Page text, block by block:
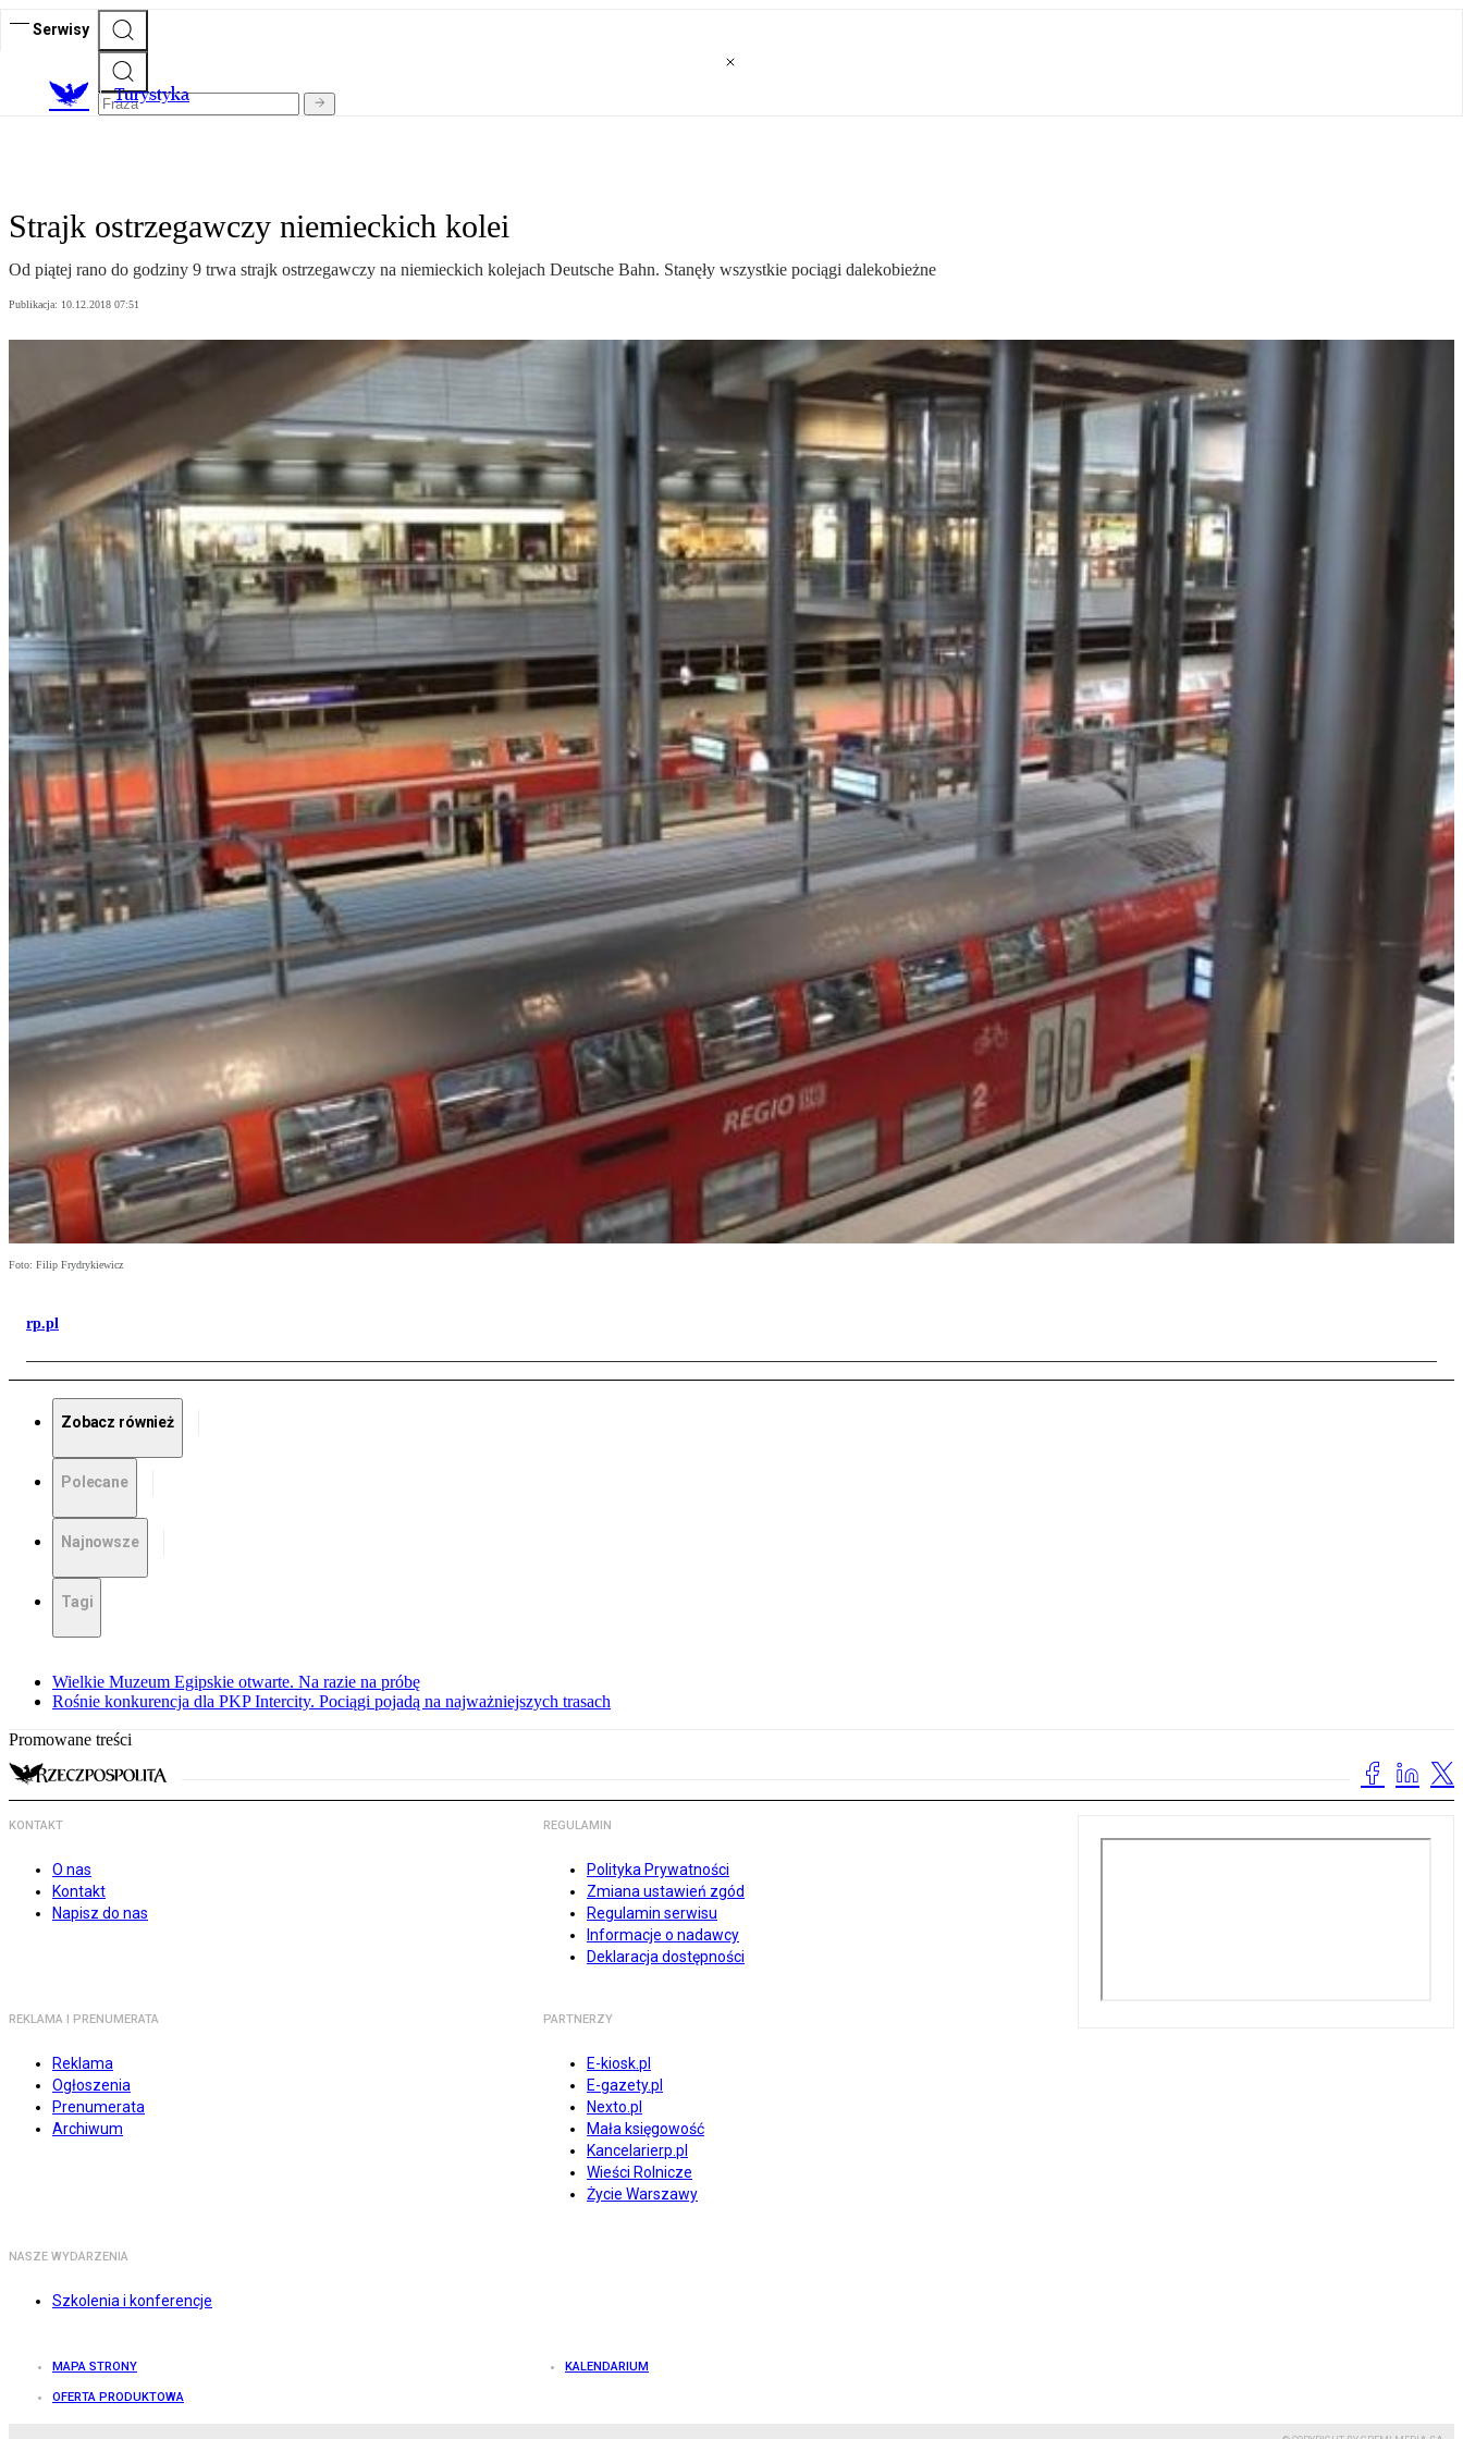
Serwisy
Turystyka
Strajk ostrzegawczy niemieckich kolei
Od piątej rano do godziny 9 trwa strajk ostrzegawczy na niemieckich kolejach Deutsche Bahn. Stanęły wszystkie pociągi dalekobieżne
Publikacja: 10.12.2018 07:51
Foto: Filip Frydrykiewicz
rp.pl
Zobacz również
Polecane
Najnowsze
Tagi
Wielkie Muzeum Egipskie otwarte. Na razie na próbę
Rośnie konkurencja dla PKP Intercity. Pociągi pojadą na najważniejszych trasach
Promowane treści
KONTAKT
O nas
Kontakt
Napisz do nas
REGULAMIN
Polityka Prywatności
Zmiana ustawień zgód
Regulamin serwisu
Informacje o nadawcy
Deklaracja dostępności
REKLAMA I PRENUMERATA
Reklama
Ogłoszenia
Prenumerata
Archiwum
PARTNERZY
E-kiosk.pl
E-gazety.pl
Nexto.pl
Mała księgowość
Kancelarierp.pl
Wieści Rolnicze
Życie Warszawy
NASZE WYDARZENIA
Szkolenia i konferencje
MAPA STRONY KALENDARIUM
OFERTA PRODUKTOWA